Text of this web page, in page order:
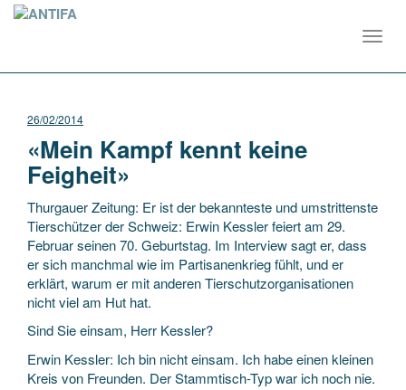
26/02/2014
«Mein Kampf kennt keine
Feigheit»
Thurgauer Zeitung: Er ist der bekannteste und umstrittenste
Tierschützer der Schweiz: Erwin Kessler feiert am 29.
Februar seinen 70. Geburtstag. Im Interview sagt er, dass
er sich manchmal wie im Partisanenkrieg fühlt, und er
erklärt, warum er mit anderen Tierschutzorganisationen
nicht viel am Hut hat.
Sind Sie einsam, Herr Kessler?
Erwin Kessler: Ich bin nicht einsam. Ich habe einen kleinen
Kreis von Freunden. Der Stammtisch-Typ war ich noch nie.